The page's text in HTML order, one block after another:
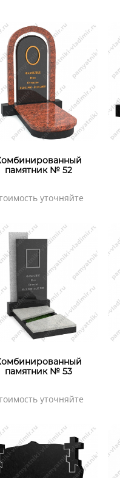
памятник № 52
уточняйте
памятник № 53
уточняйте